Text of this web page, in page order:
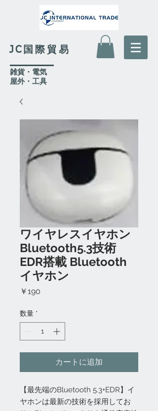
JC国際貿易
​雑貨・電気
​屋外・工具
ワイヤレスイヤホン
Bluetooth5.3技術
EDR搭載 Bluetooth
イヤホン
￥190
数量 *
カートに追加
【最先端のBluetooth 5.3+EDR】イ
ヤホンは最新の技術を採用してお